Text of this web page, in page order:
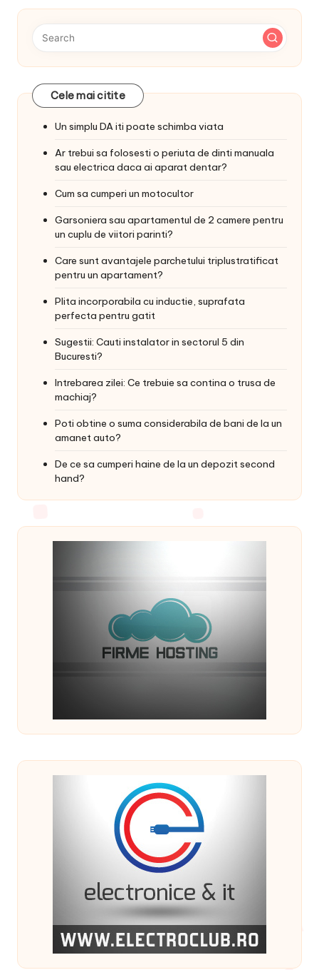
Cele mai citite
Un simplu DA iti poate schimba viata
Ar trebui sa folosesti o periuta de dinti manuala
sau electrica daca ai aparat dentar?
Cum sa cumperi un motocultor
Garsoniera sau apartamentul de 2 camere pentru
un cuplu de viitori parinti?
Care sunt avantajele parchetului triplustratificat
pentru un apartament?
Plita incorporabila cu inductie, suprafata
perfecta pentru gatit
Sugestii: Cauti instalator in sectorul 5 din
Bucuresti?
Intrebarea zilei: Ce trebuie sa contina o trusa de
machiaj?
Poti obtine o suma considerabila de bani de la un
amanet auto?
De ce sa cumperi haine de la un depozit second
hand?